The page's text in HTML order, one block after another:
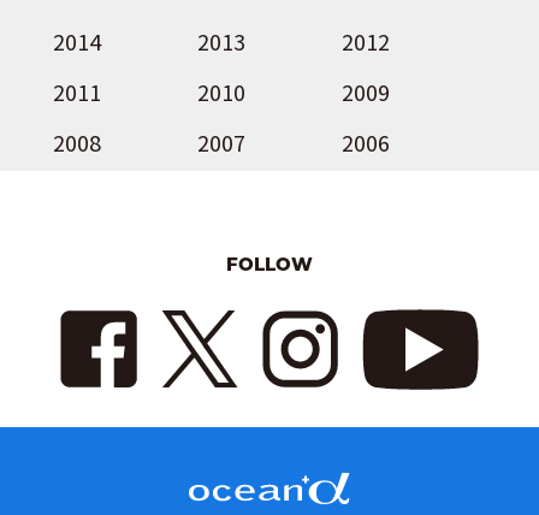
2014
2013
2012
2011
2010
2009
2008
2007 2006
FOLLOW